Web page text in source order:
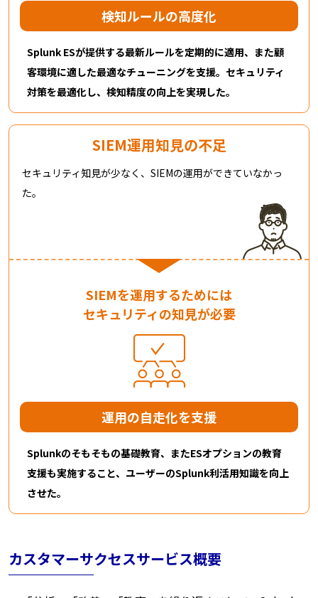
検知ルールの高度化​
Splunk ESが提供する最新ルールを定期的に適用、また顧
客環境に適した最適なチューニングを支援。セキュリティ
対策を最適化し、検知精度の向上を実現した。
SIEM運用知見の不足
セキュリティ知見が少なく、SIEMの運用ができていなかっ
た。
SIEMを運用するためには
セキュリティの知見が必要
運用の自走化を支援​
Splunkのそもそもの基礎教育、またESオプションの教育
支援も実施すること、ユーザーのSplunk利活用知識を向上
させた。
カスタマーサクセスサービス概要